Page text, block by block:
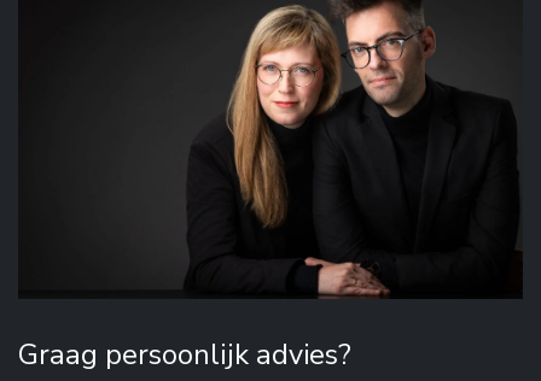
Graag persoonlijk advies?